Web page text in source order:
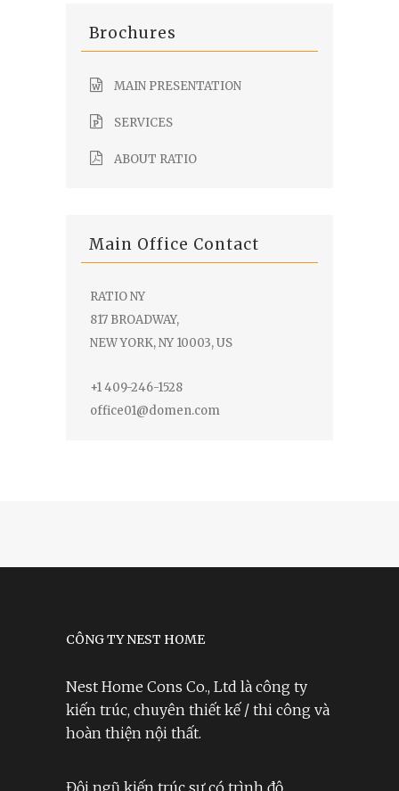
Brochures
MAIN PRESENTATION
SERVICES
ABOUT RATIO
Main Office Contact
RATIO NY
817 BROADWAY,
NEW YORK, NY 10003, US
+1 409-246-1528
office01@domen.com
CÔNG TY NEST HOME
Nest Home Cons Co., Ltd là công ty
kiến trúc, chuyên thiết kế / thi công và
hoàn thiện nội thất.